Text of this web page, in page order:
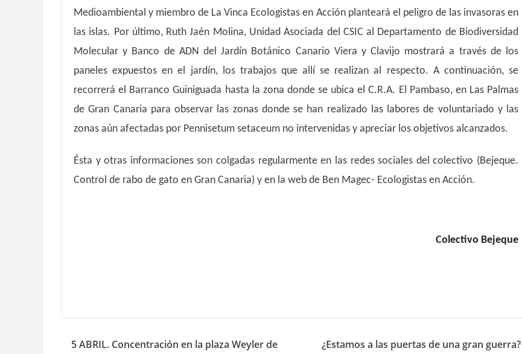
Medioambiental y miembro de La Vinca Ecologistas en Acción planteará el peligro de las invasoras en
las islas. Por último, Ruth Jaén Molina, Unidad Asociada del CSIC al Departamento de Biodiversidad
Molecular y Banco de ADN del Jardín Botánico Canario Viera y Clavijo mostrará a través de los
paneles expuestos en el jardín, los trabajos que allí se realizan al respecto. A continuación, se
recorrerá el Barranco Guiniguada hasta la zona donde se ubica el C.R.A. El Pambaso, en Las Palmas
de Gran Canaria para observar las zonas donde se han realizado las labores de voluntariado y las
zonas aún afectadas por Pennisetum setaceum no intervenidas y apreciar los objetivos alcanzados.
Ésta y otras informaciones son colgadas regularmente en las redes sociales del colectivo (Bejeque.
Control de rabo de gato en Gran Canaria) y en la web de Ben Magec- Ecologistas en Acción.
Colectivo Bejeque
5 ABRIL. Concentración en la plaza Weyler de
¿Estamos a las puertas de una gran guerra?